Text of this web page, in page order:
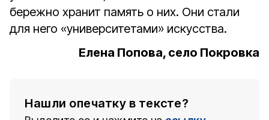
бережно хранит память о них. Они стали
для него «университетами» искусства.
Елена Попова, село Покровка
Нашли опечатку в тексте?